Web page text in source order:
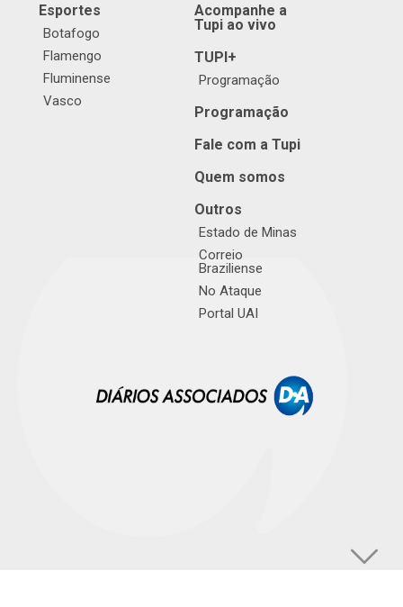
Esportes
Botafogo
Flamengo
Fluminense
Vasco
Acompanhe a
Tupi ao vivo
TUPI+
Programação
Programação
Fale com a Tupi
Quem somos
Outros
Estado de Minas
Correio
Braziliense
No Ataque
Portal UAI